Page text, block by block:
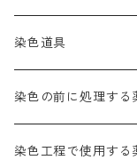
灰色系
黒色系
黒色
レットMG｜黄みの朱色
ネビーブルーMB（定番
ブルーMB（定番の色合
紫色系
バイオレットMFB
緑色系
ダークグリンMG（定番
茶色系
茶色｜在庫処分特価
カッチ｜茶系
ぶどう糖
ハイドロサルファイトコ
染色用途のハンカチ
45cm×45cm（ハンカ
54cm×54cm（バンダ
ハイドロサルファイ
酸性剤
芒硝｜綿の染色時の
ソーダ灰｜アルカリ
硫酸第一鉄｜鉄媒染
染色道具
刷毛
摺込み刷毛（スリコミ
ローケツ筆
染色の前に処理する
精練剤｜汚れ落とし
染色工程で使用する